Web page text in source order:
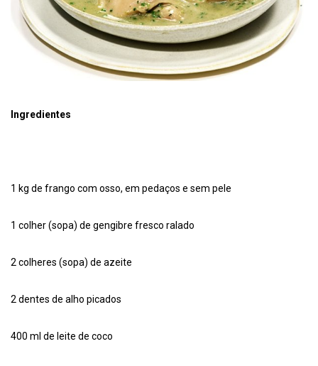
Ingredientes
1 kg de frango com osso, em pedaços e sem pele
1 colher (sopa) de gengibre fresco ralado
2 colheres (sopa) de azeite
2 dentes de alho picados
400 ml de leite de coco